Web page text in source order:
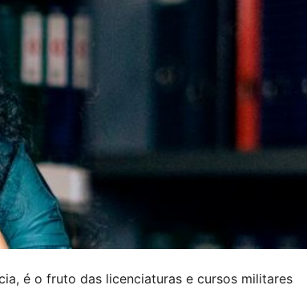
é o fruto das licenciaturas e cursos militares